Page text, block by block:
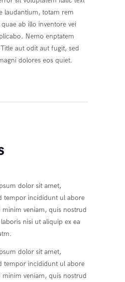
laudantium, totam rem
ab illo inventore vei
Nemo enptatem
aut odit aut fugit, sed
dolores eos quiet.
dolor sit amet,
tempor incididunt ul abore
minim veniam, quis nostrud
nisi ut aliquip ex ea
dolor sit amet,
tempor incididunt ul abore
minim veniam, quis nostrud